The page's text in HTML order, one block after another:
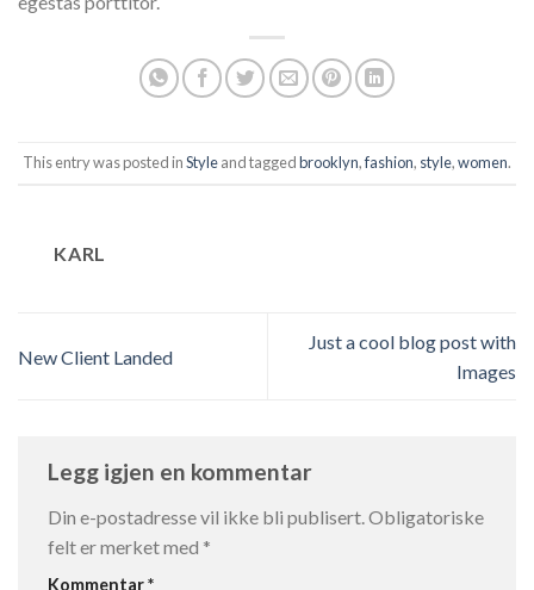
This entry was posted inStyleand taggedbrooklyn,fashion, style,women.
KARL
New Client Landed
Just a cool blog post with
Images
Legg igjen en kommentar
Din e-postadresse vil ikke bli publisert. Obligatoriske
felt er merket med *
Kommentar*